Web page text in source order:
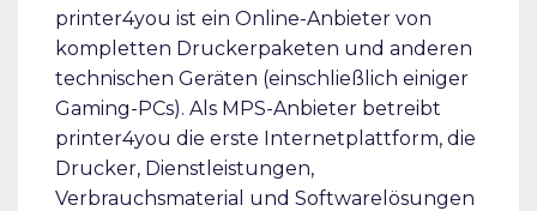
printer4you ist ein Online-Anbieter von
kompletten Druckerpaketen und anderen
technischen Geräten (einschließlich einiger
Gaming-PCs). Als MPS-Anbieter betreibt
printer4you die erste Internetplattform, die
Drucker, Dienstleistungen,
Verbrauchsmaterial und Softwarelösungen